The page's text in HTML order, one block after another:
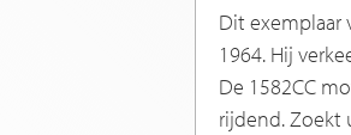
Dit exemplaar
1964. Hij
De 1582CC
rijdend. Zoekt